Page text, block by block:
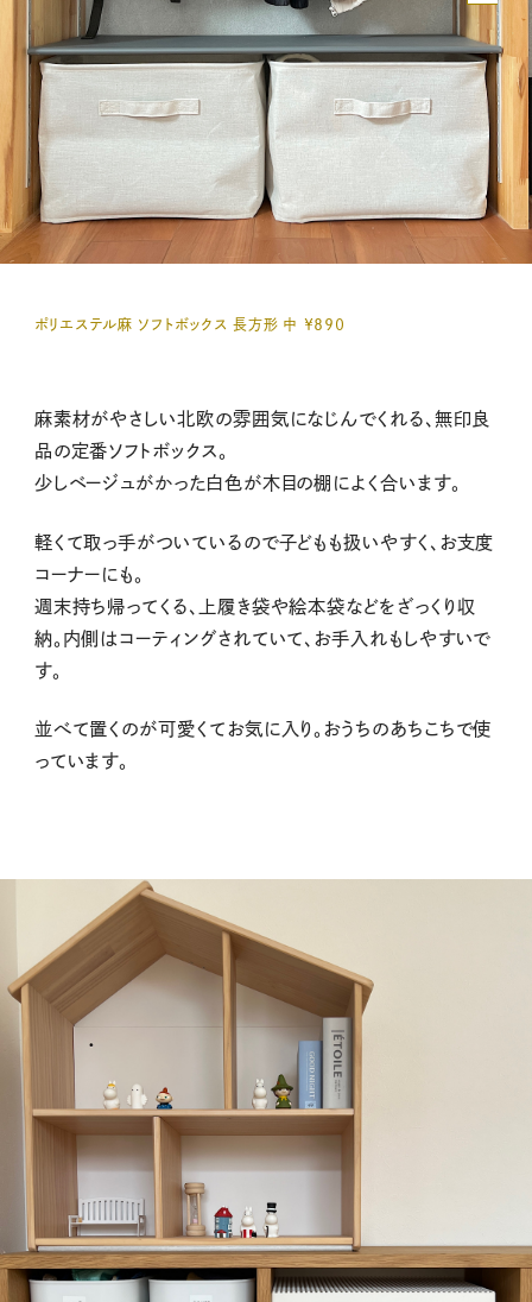
ポリエステル麻 ソフトボックス 長方形 中 ￥８９０
麻素材がやさしい北欧の雰囲気になじんでくれる、無印良
品の定番ソフトボックス。
少しベージュがかった白色が木目の棚によく合います。
軽くて取っ手がついているので子どもも扱いやすく、お支度
コーナーにも。
週末持ち帰ってくる、上履き袋や絵本袋などをざっくり収
納。内側はコーティングされていて、お手入れもしやすいで
す。
並べて置くのが可愛くてお気に入り。おうちのあちこちで使
っています。